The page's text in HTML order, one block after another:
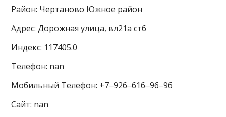
Район: Чертаново Южное район
Адрес: Дорожная улица, вл21а ст6
Индекс: 117405.0
Телефон: nan
Мобильный Телефон: +7‒926‒616‒96‒96
Сайт: nan